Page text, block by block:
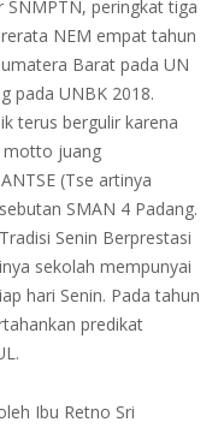
peringkat tiga
NEM empat tahun
Barat pada UN
pada UNBK 2018.
terus bergulir karena
motto juang
(Tse artinya
SMAN 4 Padang.
Senin Berprestasi
sekolah mempunyai
hari Senin. Pada tahun
predikat
Ibu Retno Sri